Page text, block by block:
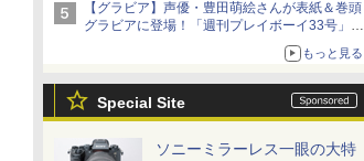
【グラビア】声優・豊田萌絵さんが表紙＆巻頭
グラビアに登場！「週刊プレイボーイ33号」本
もっと見る
Special Site
ソニーミラーレス一眼の大特